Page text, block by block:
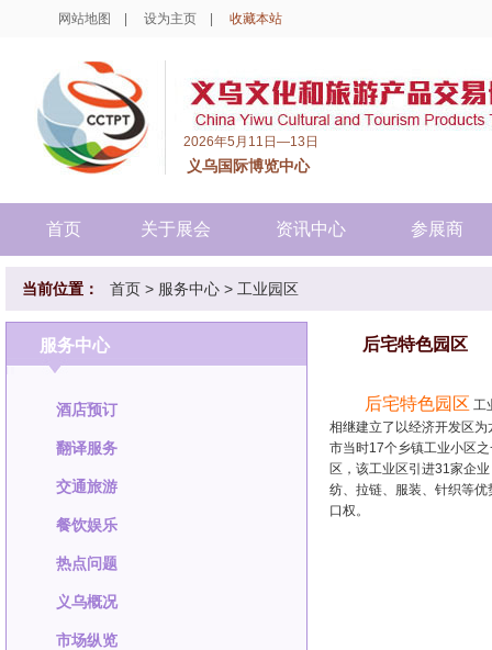
网站地图 设为主页 收藏本站
2026年5月11日—13日
义乌国际博览中心
首页 关于展会 资讯中心 参展商
当前位置： 首页 > 服务中心 > 工业园区
服务中心
酒店预订
翻译服务
交通旅游
餐饮娱乐
热点问题
义乌概况
市场纵览
后宅特色园区
后宅特色园区 工
相继建立了以经济开发区
市当时17个乡镇工业小区
区，该工业区引进31家企
纺、拉链、服装、针织等
口权。